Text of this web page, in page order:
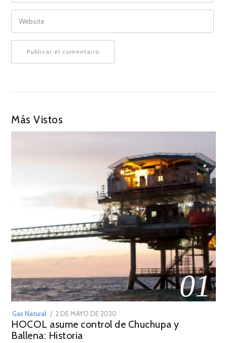
WEBSITE
Más Vistos
01
Gas Natural
POSTED
ON
2 DE MAYO DE 2020
DE
HOCOL asume control de Chuchupa y
Ballena: Historia